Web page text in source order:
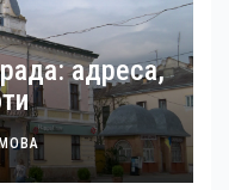
адреса,